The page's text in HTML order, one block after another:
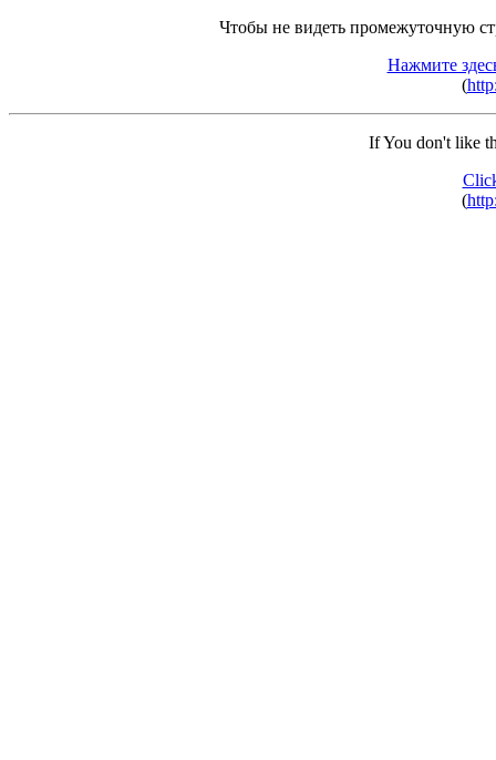
Чтобы не видеть промежуточную
Нажмите
(
If You don't like
(